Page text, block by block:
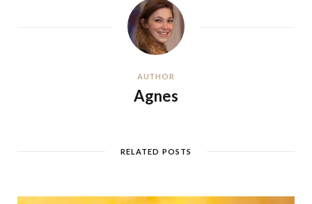
AUTHOR
Agnes
RELATED POSTS